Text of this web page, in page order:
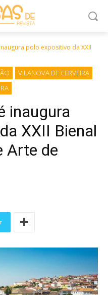
polo expositivo da XXII
VILANOVA DE CERVEIRA
inaugura
XXII Bienal
Arte de